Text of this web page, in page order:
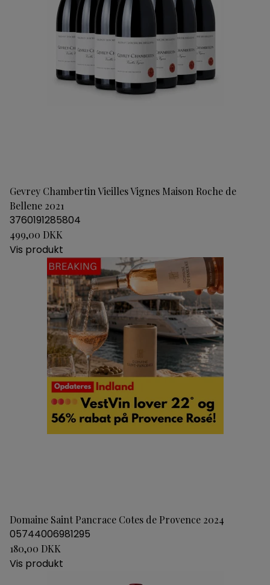
Gevrey Chambertin Vieilles Vignes Maison Roche de
Bellene 2021
3760191285804
499,00 DKK
Vis produkt
Domaine Saint Pancrace Cotes de Provence 2024
05744006981295
180,00 DKK
Vis produkt